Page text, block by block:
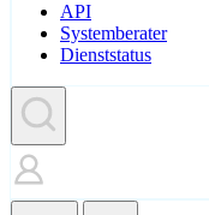
API
Systemberater
Dienststatus